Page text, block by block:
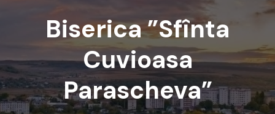
Biserica ”Sfînta
Cuvioasa
Parascheva”